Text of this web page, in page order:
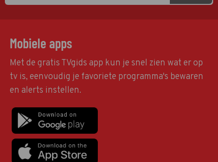
Mobiele apps
Met de gratis TVgids app kun je snel zien wat er op
tv is, eenvoudig je favoriete programma's bewaren
en alerts instellen.